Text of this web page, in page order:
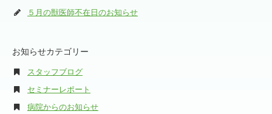
５月の獣医師不在日のお知らせ
お知らせカテゴリー
スタッフブログ
セミナーレポート
病院からのお知らせ